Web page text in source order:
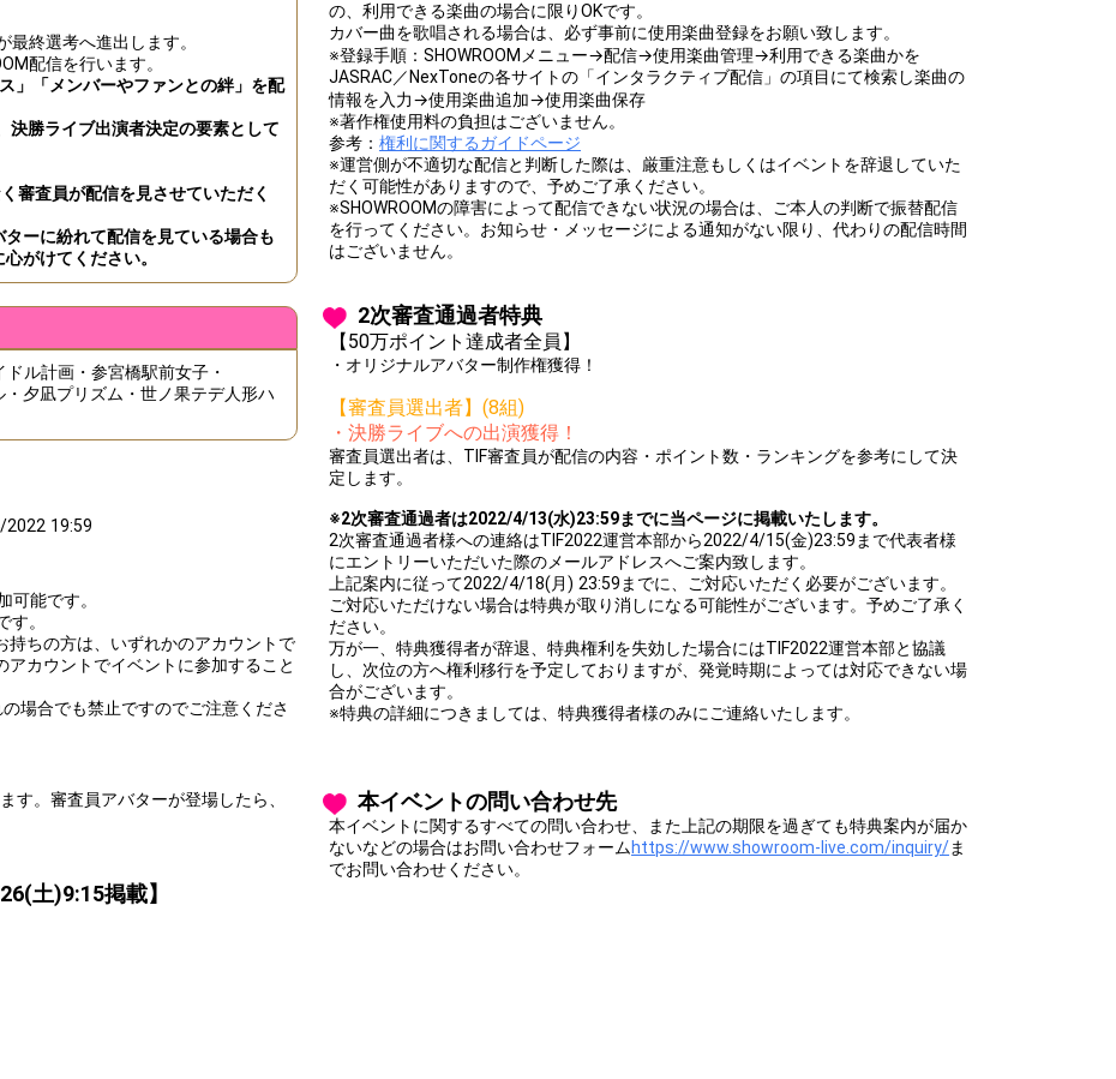
最終選考へ進出します。
配信を行います。
」「メンバーやファンとの絆」を配
決勝ライブ出演者決定の要素として
審査員が配信を見させていただく
ーに紛れて配信を見ている場合も
がけてください。
ル計画・参宮橋駅前女子・
・夕凪プリズム・世ノ果テデ人形ハ
2022 19:59
可能です。
す。
持ちの方は、いずれかのアカウントで
カウントでイベントに参加すること
場合でも禁止ですのでご注意くださ
す。審査員アバターが登場したら、
土)9:15掲載】
の、利用できる楽曲の場合に限りOKです。
カバー曲を歌唱される場合は、必ず事前に使用楽曲登録をお願い致します。
※登録手順：SHOWROOMメニュー→配信→使用楽曲管理→利用できる楽曲かを
JASRAC／NexToneの各サイトの「インタラクティブ配信」の項目にて検索し楽曲の
情報を入力→使用楽曲追加→使用楽曲保存
※著作権使用料の負担はございません。
参考： 権利に関するガイドページ
※運営側が不適切な配信と判断した際は、厳重注意もしくはイベントを辞退していた
だく可能性がありますので、予めご了承ください。
※SHOWROOMの障害によって配信できない状況の場合は、ご本人の判断で振替配信
を行ってください。お知らせ・メッセージによる通知がない限り、代わりの配信時間
はございません。
2次審査通過者特典
【50万ポイント達成者全員】
・オリジナルアバター制作権獲得！
【審査員選出者】(8組)
・決勝ライブへの出演獲得！
審査員選出者は、TIF審査員が配信の内容・ポイント数・ランキングを参考にして決
定します。
※2次審査通過者は2022/4/13(水)23:59までに当ページに掲載いたします。
2次審査通過者様への連絡はTIF2022運営本部から2022/4/15(金)23:59まで代表者様
にエントリーいただいた際のメールアドレスへご案内致します。
上記案内に従って2022/4/18(月) 23:59までに、ご対応いただく必要がございます。
ご対応いただけない場合は特典が取り消しになる可能性がございます。予めご了承く
ださい。
万が一、特典獲得者が辞退、特典権利を失効した場合にはTIF2022運営本部と協議
し、次位の方へ権利移行を予定しておりますが、発覚時期によっては対応できない場
合がございます。
※特典の詳細につきましては、特典獲得者様のみにご連絡いたします。
本イベントの問い合わせ先
本イベントに関するすべての問い合わせ、また上記の期限を過ぎても特典案内が届か
ないなどの場合はお問い合わせフォームhttps://www.showroom-live.com/inquiry/ま
でお問い合わせください。